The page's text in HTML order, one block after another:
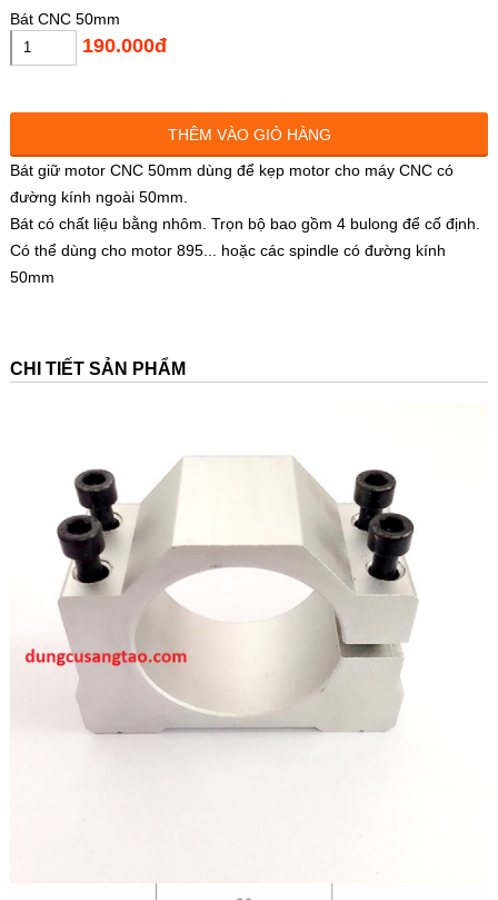
Bát CNC 50mm
190.000đ
THÊM VÀO GIỎ HÀNG
Bát giữ motor CNC 50mm dùng để kẹp motor cho máy CNC có
đường kính ngoài 50mm.
Bát có chất liệu bằng nhôm. Trọn bộ bao gồm 4 bulong để cố định.
Có thể dùng cho motor 895... hoặc các spindle có đường kính
50mm
CHI TIẾT SẢN PHẨM